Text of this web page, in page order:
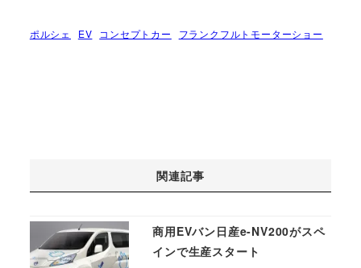
ポルシェ EV コンセプトカー フランクフルトモーターショー
関連記事
商用EVバン日産e-NV200がスペ
インで生産スタート